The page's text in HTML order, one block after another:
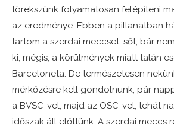
törekszünk folyamatosan felépíteni
az eredménye. Ebben a pillanatban
tartom a szerdai meccset, sőt, bár
ki, mégis, a körülmények miatt talán
Barceloneta. De természetesen
mérkőzésre kell gondolnunk, pár
a BVSC-vel, majd az OSC-vel, tehát